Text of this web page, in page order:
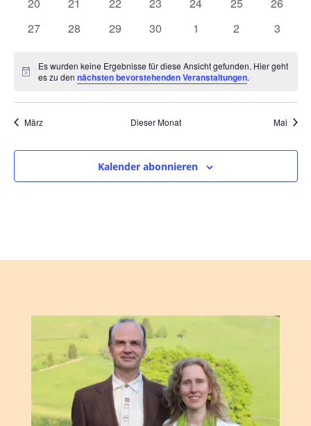
0
27
0
28
0
29
0
30
0
1
0
2
0
3
Hinweis
Es wurden keine Ergebnisse für diese Ansicht gefunden. Hier geht
es zu dennächsten bevorstehenden Veranstaltungen.
März Dieser Monat Mai
Kalender abonnieren